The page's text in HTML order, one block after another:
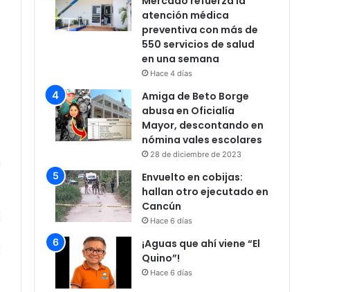
atención médica
preventiva con más de
550 servicios de salud
en una semana
Hace 4 días
Amiga de Beto Borge
abusa en Oficialía
Mayor, descontando en
nómina vales escolares
28 de diciembre de 2023
Envuelto en cobijas:
hallan otro ejecutado en
Cancún
Hace 6 días
¡Aguas que ahí viene “El
Quino”!
Hace 6 días